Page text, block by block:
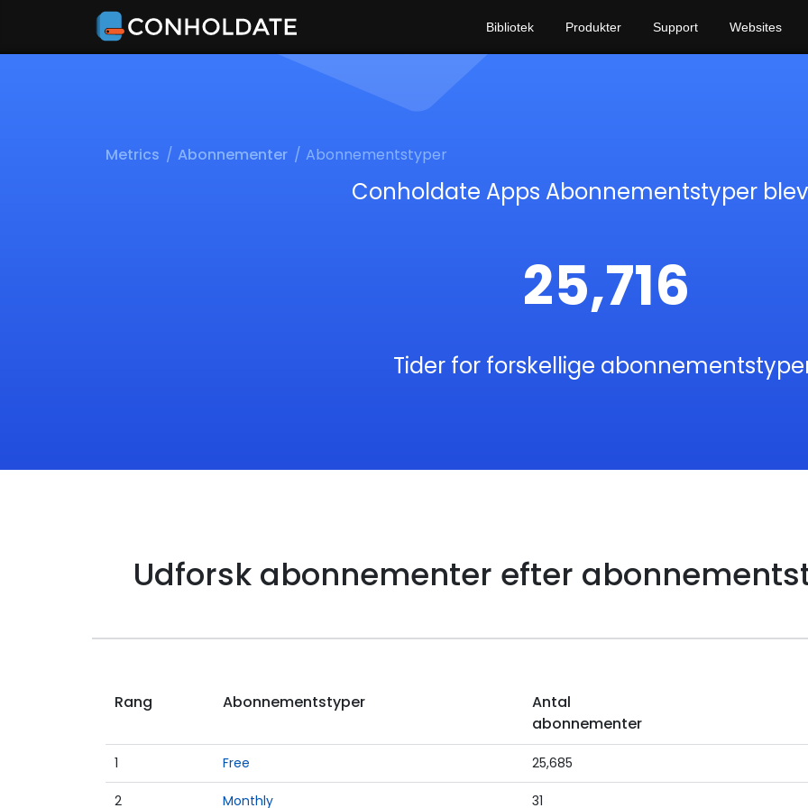
Bibliotek Produkter Support Websites
Metrics Abonnementer Abonnementstyper
Conholdate Apps Abonnementstyper
25,716
Tider for forskellige
Udforsk abonnementer efter
Rang Abonnementstyper
Antal
abonnementer
1 Free 25,685
2 Monthly 31